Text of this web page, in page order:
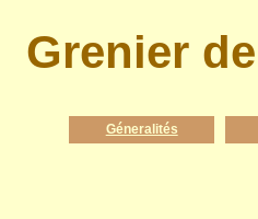
Grenier
Géneralités